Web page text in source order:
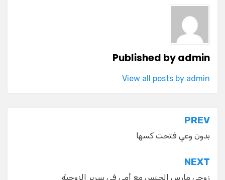
Published byadmin
View all posts by admin
تصفّح
المقالات
PREV
بدون وعي فتحت كسها
NEXT
زوجي مارس الجنس مع أمي في سرير الزوجية